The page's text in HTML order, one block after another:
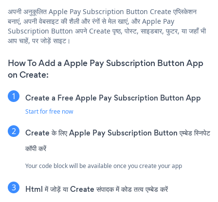
अपनी अनुकूलित Apple Pay Subscription Button Create एप्लिकेशन
बनाएं, अपनी वेबसाइट की शैली और रंगों से मेल खाएं, और Apple Pay
Subscription Button अपने Create पृष्ठ, पोस्ट, साइडबार, फुटर, या जहाँ भी
आप चाहें, पर जोड़ें साइट।
How To Add a Apple Pay Subscription Button App
on Create:
Create a Free Apple Pay Subscription Button App
Start for free now
Create के लिए Apple Pay Subscription Button एम्बेड स्निपेट
कॉपी करें
Your code block will be available once you create your app
Html में जोड़ें या Create संपादक में कोड तत्व एम्बेड करें